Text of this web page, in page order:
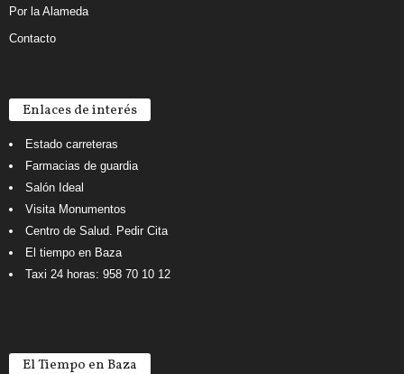
Por la Alameda
Contacto
Enlaces de interés
Estado carreteras
Farmacias de guardia
Salón Ideal
Visita Monumentos
Centro de Salud. Pedir Cita
El tiempo en Baza
Taxi 24 horas: 958 70 10 12
El Tiempo en Baza